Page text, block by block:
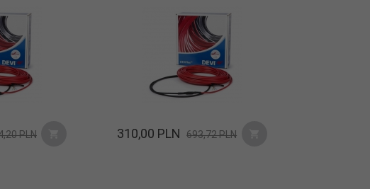
PLN 310,00 PLN 693,72 PLN